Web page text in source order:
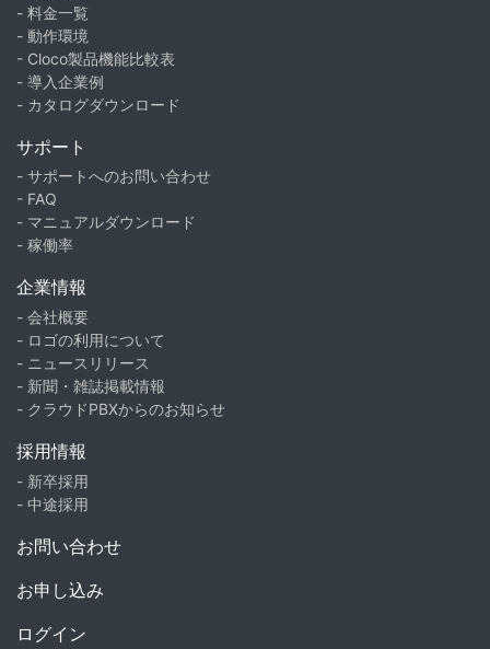
- 料金一覧
- 動作環境
- Cloco製品機能比較表
- 導入企業例
- カタログダウンロード
サポート
- サポートへのお問い合わせ
- FAQ
- マニュアルダウンロード
- 稼働率
企業情報
- 会社概要
- ロゴの利用について
- ニュースリリース
- 新聞・雑誌掲載情報
- クラウドPBXからのお知らせ
採用情報
- 新卒採用
- 中途採用
お問い合わせ
お申し込み
ログイン